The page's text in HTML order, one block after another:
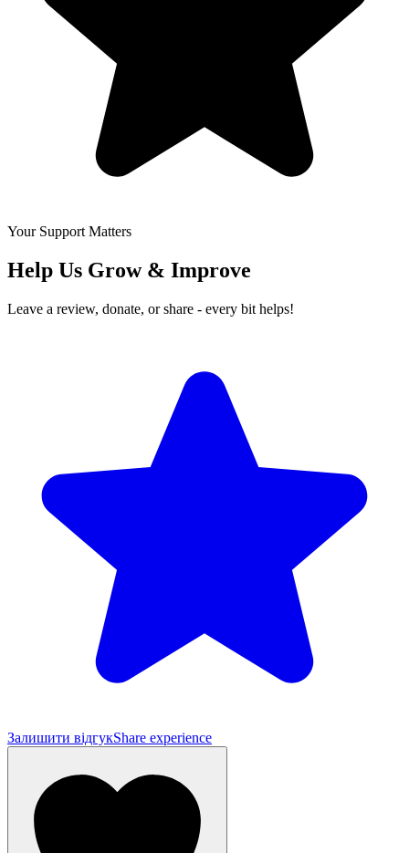
Your Support Matters
Help Us Grow & Improve
Leave a review, donate, or share - every bit helps!
Залишити відгукShare experience